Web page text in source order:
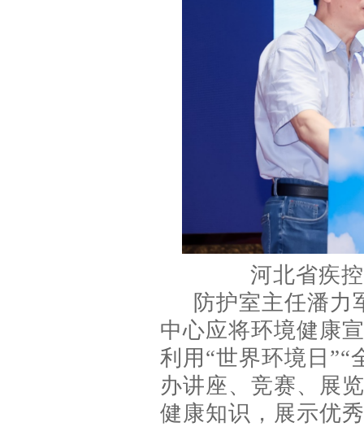
河北省疾
防护室主任潘力
中心应将环境健康
利用“世界环境日”“
办讲座、竞赛、展
健康知识，展示优